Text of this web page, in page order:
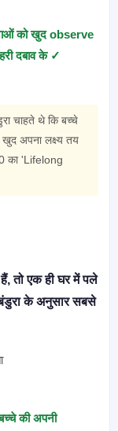
को खुद observe
दबाव के ✓
चाहते थे कि बच्चे
खुद अपना लक्ष्य तय
का 'Lifelong
तो एक ही घर में पले
के अनुसार सबसे
की अपनी